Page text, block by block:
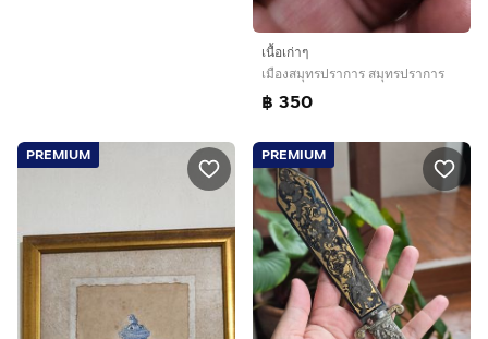
เนื้อเก่าๆ
เมืองสมุทรปราการ สมุทรปราการ
฿ 350
PREMIUM PREMIUM